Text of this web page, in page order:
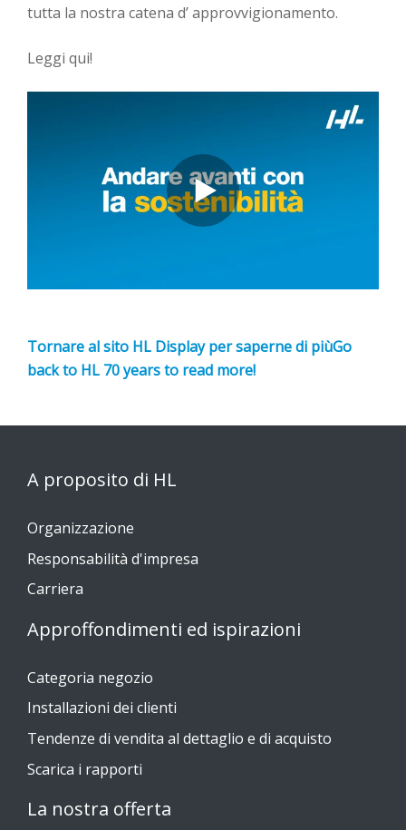
tutta la nostra catena d’ approvvigionamento.
Leggi qui!
Tornare al sito HL Display per saperne di piùGo
back to HL 70 years to read more!
A proposito di HL
Organizzazione
Responsabilità d'impresa
Carriera
Approffondimenti ed ispirazioni
Categoria negozio
Installazioni dei clienti
Tendenze di vendita al dettaglio e di acquisto
Scarica i rapporti
La nostra offerta